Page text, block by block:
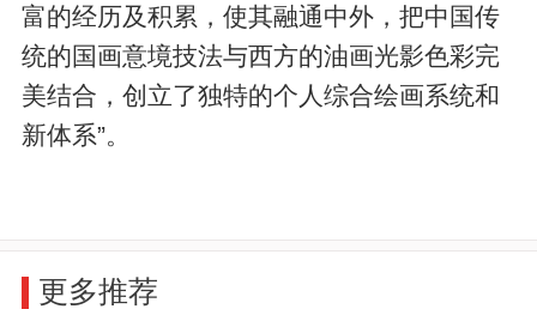
富的经历及积累，使其融通中外，把中国传
统的国画意境技法与西方的油画光影色彩完
美结合，创立了独特的个人综合绘画系统和
新体系”。
更多推荐